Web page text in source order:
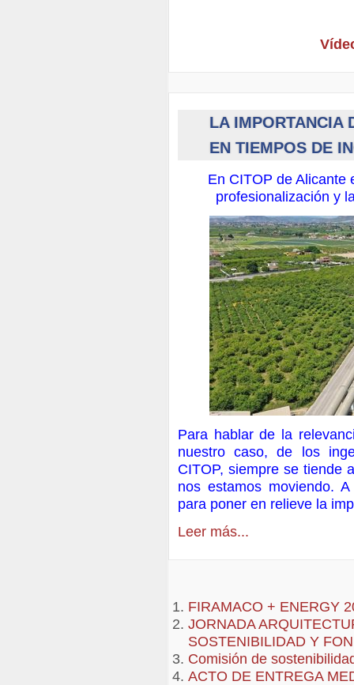
LA IMPORTANCIA
EN TIEMPOS DE
En CITOP de Alicante
profesionalización y
Para hablar de la
nuestro caso, de los
CITOP, siempre se tiende
nos estamos moviendo.
para poner en relieve la
Leer más...
FIRAMACO + ENERGY
JORNADA
SOSTENIBILIDAD Y
Comisión de
ACTO DE ENTREGA